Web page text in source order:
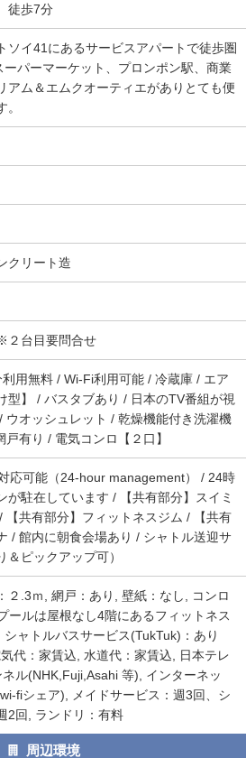
徒歩7分
ソイ41にあるサービスアパートで徒歩圏
ーパーマーケット、プロンポン駅、商業
アム＆エムクオーティエがありとても便
クリート造
台目要問合せ
用無料 / Wi-Fi利用可能 / 冷蔵庫 / エア
型】 / バスタブあり / 日本のTV番組が視
ウオッシュレット / 乾燥機能付き洗濯機
戸有り / 電気コンロ【２口】
応可能（24-hour management） / 24時
が駐在しています / 【共有部分】スイミ
【共有部分】フィットネスジム / 【共有
/ 館内に朝食会場あり / シャトル送迎サ
＆ピックアップ可）
２.3ｍ, 網戸：あり, 壁紙：なし, コンロ
ールは屋根なし4階にあるフィットネス
ャトルバスサービス(TukTuk)：あり
代：家賃込, 水道代：家賃込, 日本テレ
ネル(NHK,Fuji,Asahi 等), インターネッ
fiシェア), メイドサービス：週3回、シ
2回, ランドリ：有料
周辺環境